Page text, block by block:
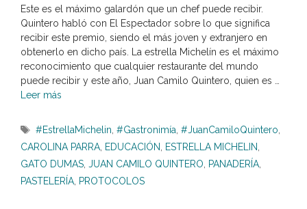
Este es el máximo galardón que un chef puede recibir.
Quintero habló con El Espectador sobre lo que significa
recibir este premio, siendo el más joven y extranjero en
obtenerlo en dicho país. La estrella Michelín es el máximo
reconocimiento que cualquier restaurante del mundo
puede recibir y este año, Juan Camilo Quintero, quien es …
Leer más
Etiquetas
#EstrellaMichelin ,#Gastronimía ,#JuanCamiloQuintero
CAROLINA PARRA EDUCACIÓN ESTRELLA MICHELIN
GATO DUMAS JUAN CAMILO QUINTERO PANADERÍA
PASTELERÍA PROTOCOLOS